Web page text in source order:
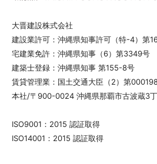
大晋建設株式会社
建設業許可：沖縄県知事許可（特-4）第
宅建業免許：沖縄県知事（6）第3349号
建築士登録：沖縄県知事 第155-8号
賃貸管理業：国土交通大臣（2）第
本社/〒900-0024 沖縄県那覇市古波蔵3
ISO9001：2015 認証取得
ISO14001：2015 認証取得